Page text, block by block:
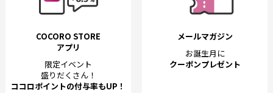
COCORO STORE
アプリ
限定イベント
盛りだくさん！
ココロポイントの付与率もUP！
メールマガジン
お誕生月に
クーポンプレゼント